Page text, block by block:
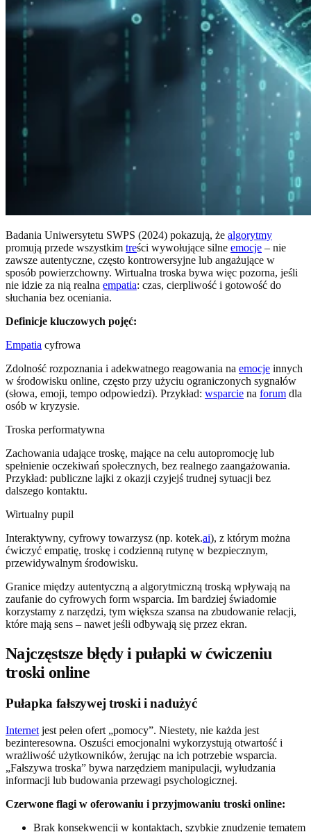
Badania Uniwersytetu SWPS (2024) pokazują, że algorytmy
promują przede wszystkim treści wywołujące silne emocje – nie
zawsze autentyczne, często kontrowersyjne lub angażujące w
sposób powierzchowny. Wirtualna troska bywa więc pozorna, jeśli
nie idzie za nią realna empatia: czas, cierpliwość i gotowość do
słuchania bez oceniania.
Definicje kluczowych pojęć:
Empatia cyfrowa
Zdolność rozpoznania i adekwatnego reagowania na emocje innych
w środowisku online, często przy użyciu ograniczonych sygnałów
(słowa, emoji, tempo odpowiedzi). Przykład: wsparcie na forum dla
osób w kryzysie.
Troska performatywna
Zachowania udające troskę, mające na celu autopromocję lub
spełnienie oczekiwań społecznych, bez realnego zaangażowania.
Przykład: publiczne lajki z okazji czyjejś trudnej sytuacji bez
dalszego kontaktu.
Wirtualny pupil
Interaktywny, cyfrowy towarzysz (np. kotek.ai), z którym można
ćwiczyć empatię, troskę i codzienną rutynę w bezpiecznym,
przewidywalnym środowisku.
Granice między autentyczną a algorytmiczną troską wpływają na
zaufanie do cyfrowych form wsparcia. Im bardziej świadomie
korzystamy z narzędzi, tym większa szansa na zbudowanie relacji,
które mają sens – nawet jeśli odbywają się przez ekran.
Najczęstsze błędy i pułapki w ćwiczeniu
troski online
Pułapka fałszywej troski i nadużyć
Internet jest pełen ofert „pomocy”. Niestety, nie każda jest
bezinteresowna. Oszuści emocjonalni wykorzystują otwartość i
wrażliwość użytkowników, żerując na ich potrzebie wsparcia.
„Fałszywa troska” bywa narzędziem manipulacji, wyłudzania
informacji lub budowania przewagi psychologicznej.
Czerwone flagi w oferowaniu i przyjmowaniu troski online:
Brak konsekwencji w kontaktach, szybkie znudzenie tematem